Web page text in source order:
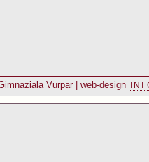
Vurpar | web-design TNT